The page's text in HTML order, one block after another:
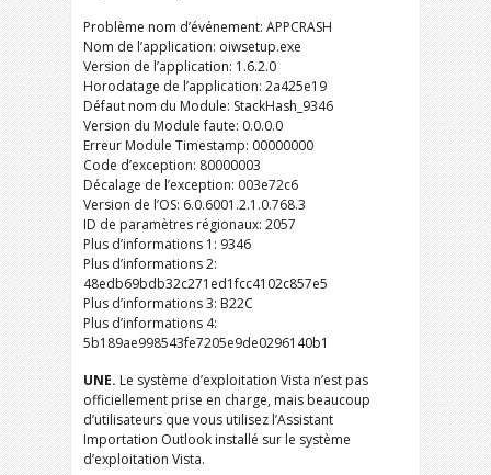
Problème nom d’événement: APPCRASH
Nom de l’application: oiwsetup.exe
Version de l’application: 1.6.2.0
Horodatage de l’application: 2a425e19
Défaut nom du Module: StackHash_9346
Version du Module faute: 0.0.0.0
Erreur Module Timestamp: 00000000
Code d’exception: 80000003
Décalage de l’exception: 003e72c6
Version de l’OS: 6.0.6001.2.1.0.768.3
ID de paramètres régionaux: 2057
Plus d’informations 1: 9346
Plus d’informations 2:
48edb69bdb32c271ed1fcc4102c857e5
Plus d’informations 3: B22C
Plus d’informations 4:
5b189ae998543fe7205e9de0296140b1
UNE. Le système d’exploitation Vista n’est pas
officiellement prise en charge, mais beaucoup
d’utilisateurs que vous utilisez l’Assistant
Importation Outlook installé sur le système
d’exploitation Vista.